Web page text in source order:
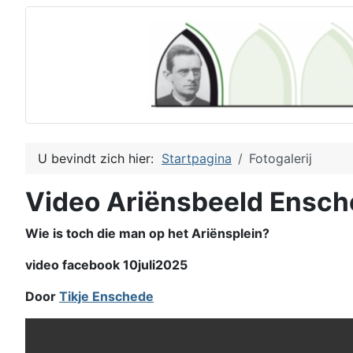
U bevindt zich hier: Startpagina Fotogalerij
Video Ariënsbeeld
Wie is toch die man op het Ariënsplein?
video facebook 10juli2025
Door Tikje Enschede